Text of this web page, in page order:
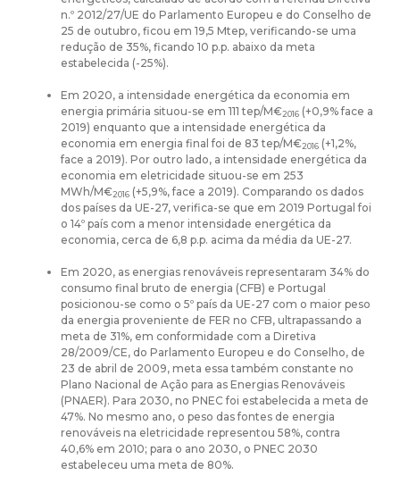
n.º 2012/27/UE do Parlamento Europeu e do Conselho de
25 de outubro, ficou em 19,5 Mtep, verificando-se uma
redução de 35%, ficando 10 p.p. abaixo da meta
estabelecida (-25%).
Em 2020, a intensidade energética da economia em
energia primária situou-se em 111 tep/M€2016 (+0,9% face a
2019) enquanto que a intensidade energética da
economia em energia final foi de 83 tep/M€2016 (+1,2%,
face a 2019). Por outro lado, a intensidade energética da
economia em eletricidade situou-se em 253
MWh/M€2016 (+5,9%, face a 2019). Comparando os dados
dos países da UE-27, verifica-se que em 2019 Portugal foi
o 14º país com a menor intensidade energética da
economia, cerca de 6,8 p.p. acima da média da UE-27.
Em 2020, as energias renováveis representaram 34% do
consumo final bruto de energia (CFB) e Portugal
posicionou-se como o 5º país da UE-27 com o maior peso
da energia proveniente de FER no CFB, ultrapassando a
meta de 31%, em conformidade com a Diretiva
28/2009/CE, do Parlamento Europeu e do Conselho, de
23 de abril de 2009, meta essa também constante no
Plano Nacional de Ação para as Energias Renováveis
(PNAER). Para 2030, no PNEC foi estabelecida a meta de
47%. No mesmo ano, o peso das fontes de energia
renováveis na eletricidade representou 58%, contra
40,6% em 2010; para o ano 2030, o PNEC 2030
estabeleceu uma meta de 80%.